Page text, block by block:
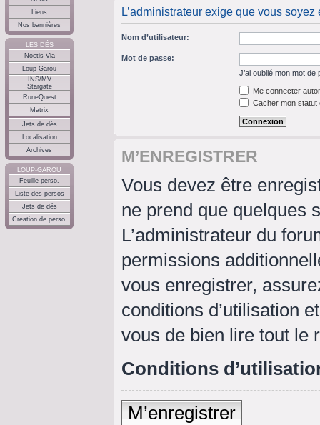
Liens
Nos bannières
LES DÉS
Noctis Via
Loup-Garou
INS/MV
Stargate
RuneQuest
Matrix
Jets de dés
Localisation
Archives
LOUP-GAROU
Feuille perso.
Liste des persos
Jets de dés
Création de perso.
L’administrateur exige que vous
Nom d’utilisateur:
Mot de passe:
J’ai oublié mon mot de
Me connecter
Cacher mon statut
M’ENREGISTRER
Vous devez être
ne prend que quelques
L’administrateur du
permissions
vous enregistrer,
conditions d’utilisation
vous de bien lire tout le
Conditions
M’enregistrer